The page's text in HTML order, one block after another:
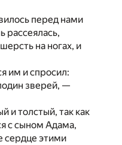
перед нами
рассеялась,
на ногах, и
им и спросил:
зверей, —
и толстый, так как
с сыном Адама,
сердце этими